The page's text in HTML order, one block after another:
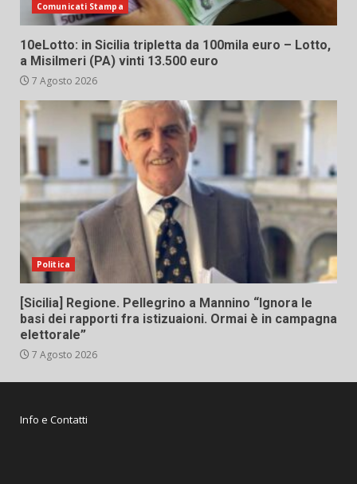
Comunicati Stampa
10eLotto: in Sicilia tripletta da 100mila euro – Lotto,
a Misilmeri (PA) vinti 13.500 euro
7 Agosto 2026
Politica
[Sicilia] Regione. Pellegrino a Mannino “Ignora le
basi dei rapporti fra istizuaioni. Ormai è in campagna
elettorale”
7 Agosto 2026
Info e Contatti